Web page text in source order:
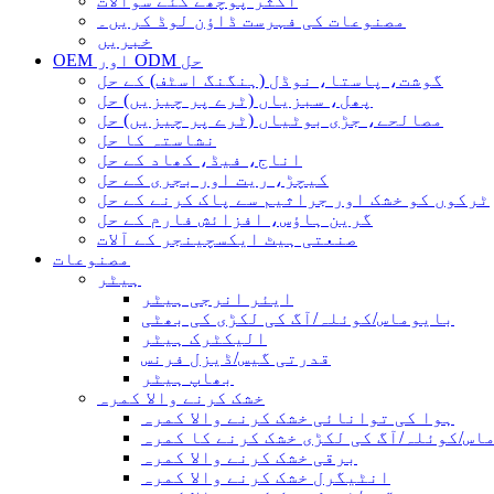
مصنوعات کی فہرست ڈاؤن لوڈ کریں۔
خبریں
OEM اور ODM حل
گوشت، پاستا، نوڈل (ہنگنگ اسٹف) کے حل
پھل، سبزیاں (ٹرے پر چیزیں) حل
مصالحے، جڑی بوٹیاں (ٹرے پر چیزیں) حل
نشاستہ کا حل
اناج، فیڈ، کھاد کے حل
کیچڑ، ریت اور بجری کے حل
ٹرکوں کو خشک اور جراثیم سے پاک کرنے کے حل
گرین ہاؤس، افزائش فارم کے حل
صنعتی ہیٹ ایکسچینجر کے آلات
مصنوعات
ہیٹر
ایئر انرجی ہیٹر
بایوماس/کوئلہ/آگ کی لکڑی کی بھٹی
الیکٹرک ہیٹر
قدرتی گیس/ڈیزل فرنس
بھاپ ہیٹر
خشک کرنے والا کمرہ
ہوا کی توانائی خشک کرنے والا کمرہ
کوئلہ/آگ کی لکڑی خشک کرنے کا کمرہ
برقی خشک کرنے والا کمرہ
انٹیگرل خشک کرنے والا کمرہ